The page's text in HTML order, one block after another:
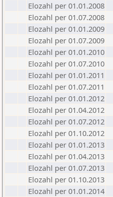
Elozahl per 01.01.2008
Elozahl per 01.07.2008
Elozahl per 01.01.2009
Elozahl per 01.07.2009
Elozahl per 01.01.2010
Elozahl per 01.07.2010
Elozahl per 01.01.2011
Elozahl per 01.07.2011
Elozahl per 01.01.2012
Elozahl per 01.04.2012
Elozahl per 01.07.2012
Elozahl per 01.10.2012
Elozahl per 01.01.2013
Elozahl per 01.04.2013
Elozahl per 01.07.2013
Elozahl per 01.10.2013
Elozahl per 01.01.2014